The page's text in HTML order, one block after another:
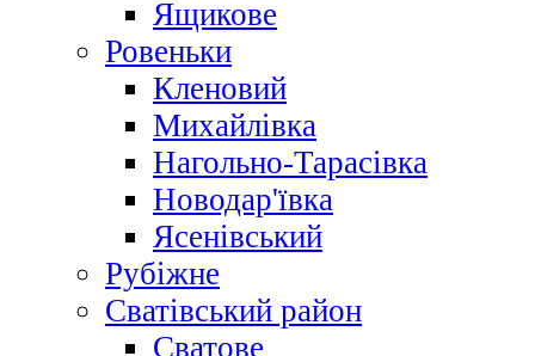
Ящикове
Ровеньки
Кленовий
Михайлівка
Нагольно-Тарасівка
Новодар'ївка
Ясенівський
Рубіжне
Сватівський район
Сватове